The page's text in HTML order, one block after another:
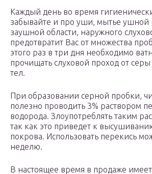
Каждый день во время
забывайте и про уши, мытье ушной
заушной области, наружного
предотвратит Вас от множества
этого раз в три дня необходимо
прочищать слуховой проход от
тел.
При образовании серной пробки,
полезно проводить 3% раствором
водорода. Злоупотреблять таким
так как это приведет к
покрова. Использовать перекись
неделю.
В настоящее время в продаже